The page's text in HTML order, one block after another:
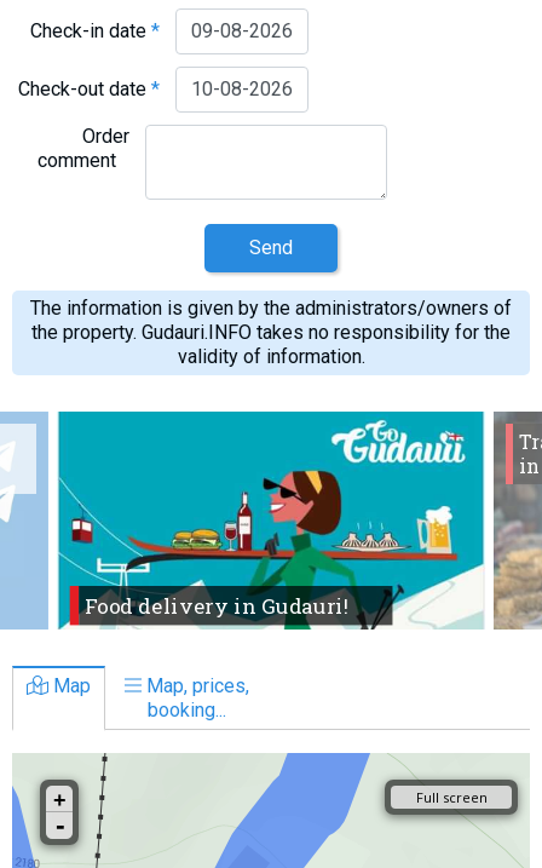
Check-in date*
Check-out date*
Order
comment
Send
The information is given by the administrators/owners of
the property. Gudauri.INFO takes no responsibility for the
validity of information.
Food delivery in Gudauri!
in
Map
Map, prices,
booking...